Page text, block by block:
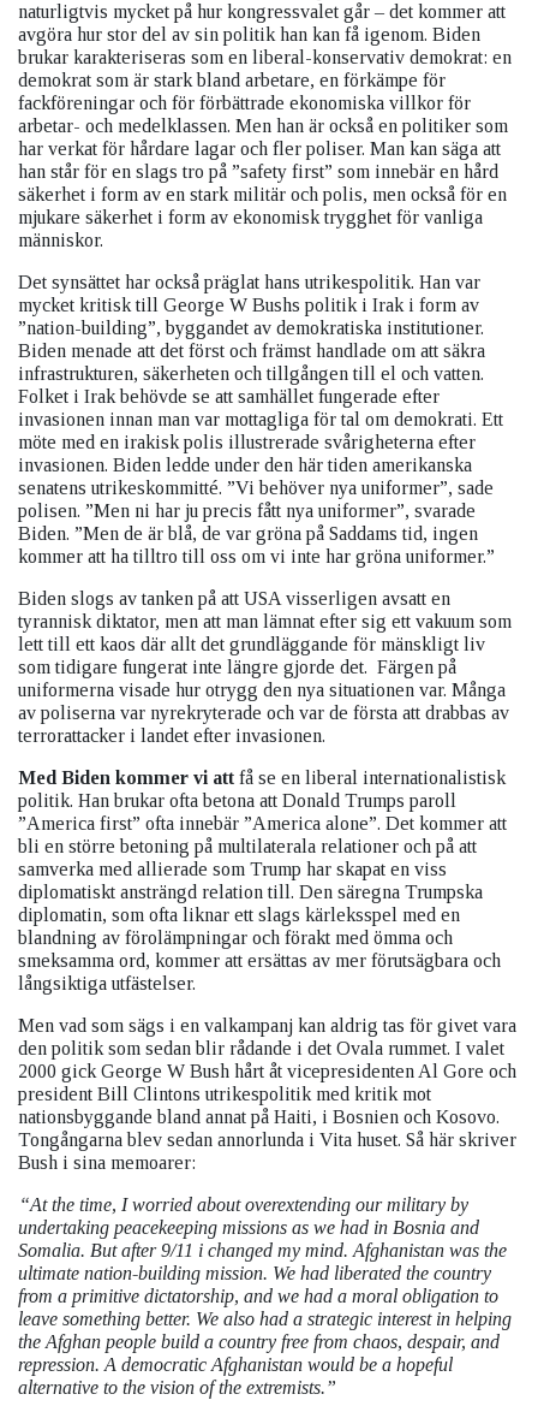
naturligtvis mycket på hur kongressvalet går – det kommer att
avgöra hur stor del av sin politik han kan få igenom. Biden
brukar karakteriseras som en liberal-konservativ demokrat: en
demokrat som är stark bland arbetare, en förkämpe för
fackföreningar och för förbättrade ekonomiska villkor för
arbetar- och medelklassen. Men han är också en politiker som
har verkat för hårdare lagar och fler poliser. Man kan säga att
han står för en slags tro på ”safety first” som innebär en hård
säkerhet i form av en stark militär och polis, men också för en
mjukare säkerhet i form av ekonomisk trygghet för vanliga
människor.
Det synsättet har också präglat hans utrikespolitik. Han var
mycket kritisk till George W Bushs politik i Irak i form av
”nation-building”, byggandet av demokratiska institutioner.
Biden menade att det först och främst handlade om att säkra
infrastrukturen, säkerheten och tillgången till el och vatten.
Folket i Irak behövde se att samhället fungerade efter
invasionen innan man var mottagliga för tal om demokrati. Ett
möte med en irakisk polis illustrerade svårigheterna efter
invasionen. Biden ledde under den här tiden amerikanska
senatens utrikeskommitté. ”Vi behöver nya uniformer”, sade
polisen. ”Men ni har ju precis fått nya uniformer”, svarade
Biden. ”Men de är blå, de var gröna på Saddams tid, ingen
kommer att ha tilltro till oss om vi inte har gröna uniformer.”
Biden slogs av tanken på att USA visserligen avsatt en
tyrannisk diktator, men att man lämnat efter sig ett vakuum som
lett till ett kaos där allt det grundläggande för mänskligt liv
som tidigare fungerat inte längre gjorde det. Färgen på
uniformerna visade hur otrygg den nya situationen var. Många
av poliserna var nyrekryterade och var de första att drabbas av
terrorattacker i landet efter invasionen.
Med Biden kommer vi att få se en liberal internationalistisk
politik. Han brukar ofta betona att Donald Trumps paroll
”America first” ofta innebär ”America alone”. Det kommer att
bli en större betoning på multilaterala relationer och på att
samverka med allierade som Trump har skapat en viss
diplomatiskt ansträngd relation till. Den säregna Trumpska
diplomatin, som ofta liknar ett slags kärleksspel med en
blandning av förolämpningar och förakt med ömma och
smeksamma ord, kommer att ersättas av mer förutsägbara och
långsiktiga utfästelser.
Men vad som sägs i en valkampanj kan aldrig tas för givet vara
den politik som sedan blir rådande i det Ovala rummet. I valet
2000 gick George W Bush hårt åt vicepresidenten Al Gore och
president Bill Clintons utrikespolitik med kritik mot
nationsbyggande bland annat på Haiti, i Bosnien och Kosovo.
Tongångarna blev sedan annorlunda i Vita huset. Så här skriver
Bush i sina memoarer:
“At the time, I worried about overextending our military by
undertaking peacekeeping missions as we had in Bosnia and
Somalia. But after 9/11 i changed my mind. Afghanistan was the
ultimate nation-building mission. We had liberated the country
from a primitive dictatorship, and we had a moral obligation to
leave something better. We also had a strategic interest in helping
the Afghan people build a country free from chaos, despair, and
repression. A democratic Afghanistan would be a hopeful
alternative to the vision of the extremists.”